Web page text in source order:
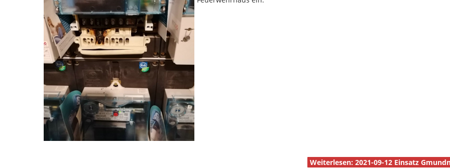
Weiterlesen: 2021-09-12 Einsatz